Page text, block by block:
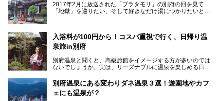
地上80mという圧倒的な開放感が魅力。温泉、ロウリュサウ
ナ、そしてひんやりとした約27度の高濃度炭酸泉で交互浴
併設の「JR九州ホテル ブラッサム大分」に泊まって、この
「シティスパてんくう」をたっぷり満喫してきたのでレポー
ルダウンできるスイーツ情報と併せてお楽しみください！
提供元：大分県【PR】
この記事は大分県のPR記事です。
2017年2月に放送された「ブラタモリ」の別府の回を見て
「地獄」を巡りたい、そして好きなだけ湯につかりたいと切
まつり」が開催されます。その期間は嬉しいことに100以上
の共同浴場がなんと無料開放されるんです！普段から入浴料
が100円と安いのに、いいんですかタダにしちゃって!?
しかも4/2には「東京ディズニーリゾートスペシャルパレー
ド」も行われます。つまり別府に行けば「地獄」も「ミッキ
ーマウス」も拝める稀有なイベントですよ、これは行くしか
ない！
源泉数、湧出量ともに日本一の温泉県とも言われる大分県。
入浴料が100円から！コスパ重視で行く、日帰り温
泉旅in別府
別府温泉と聞くと、高級旅館をイメージする方が多いのでは
ないでしょうか。実は、リーズナブルに温泉を楽しめる日帰
で楽しめる「大分県の別府温泉」に注目してみました。
ニフティ温泉がオススメする温泉施設を紹介しちゃいます！
別府温泉にある変わりダネ温泉３選！遊園地やカフ
ェにも温泉が？